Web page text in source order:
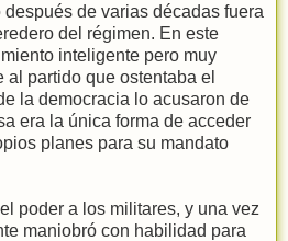
de varias décadas fuera
del régimen. En este
inteligente pero muy
partido que ostentaba el
la democracia lo acusaron de
era la única forma de acceder
planes para su mandato
poder a los militares, y una vez
maniobró con habilidad para